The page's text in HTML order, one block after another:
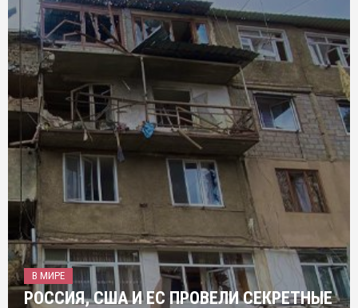
В МИРЕ
РОССИЯ, США И ЕС ПРОВЕЛИ СЕКРЕТНЫЕ